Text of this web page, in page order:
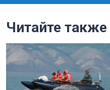
Читайте также